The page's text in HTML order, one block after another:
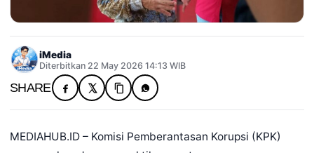
iMedia
Diterbitkan 22 May 2026 14:13 WIB
SHARE
MEDIAHUB.ID – Komisi Pemberantasan Korupsi (KPK)